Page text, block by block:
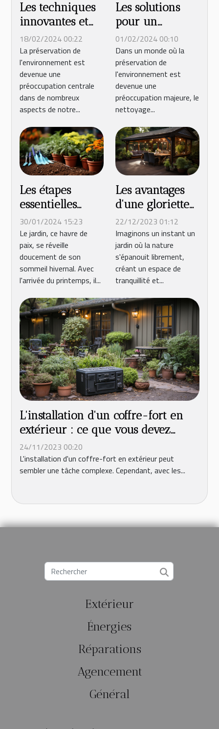
Les techniques
innovantes et
écologiques
pour le
démoussage de
toiture sans
produits
chimiques
18/02/2024 00:22
La préservation de
l'environnement est
devenue une
préoccupation centrale
dans de nombreux
aspects de notre...
Les solutions
pour un
nettoyage
extérieur
respectueux de
l'environnement
01/02/2024 00:10
Dans un monde où la
préservation de
l'environnement est
devenue une
préoccupation majeure, le
nettoyage...
Les étapes
essentielles
pour préparer
votre jardin
pour le
printemps
30/01/2024 15:23
Le jardin, ce havre de
paix, se réveille
doucement de son
sommeil hivernal. Avec
l'arrivée du printemps, il...
Les avantages
d'une gloriette
en bois pour
l'aménagement
de jardins
22/12/2023 01:12
Imaginons un instant un
jardin où la nature
s'épanouit librement,
créant un espace de
tranquillité et...
L'installation d'un coffre-fort en
extérieur : ce que vous devez
savoir
24/11/2023 00:20
L'installation d'un coffre-fort en extérieur peut
sembler une tâche complexe. Cependant, avec les...
Extérieur
Énergies
Réparations
Agencement
Général